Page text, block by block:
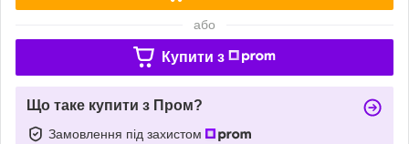
або
Купити з
Що таке купити з Пром?
Замовлення під захистом